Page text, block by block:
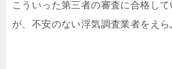
こういった第三者の審査に合格し
が、不安のない浮気調査業者をえら